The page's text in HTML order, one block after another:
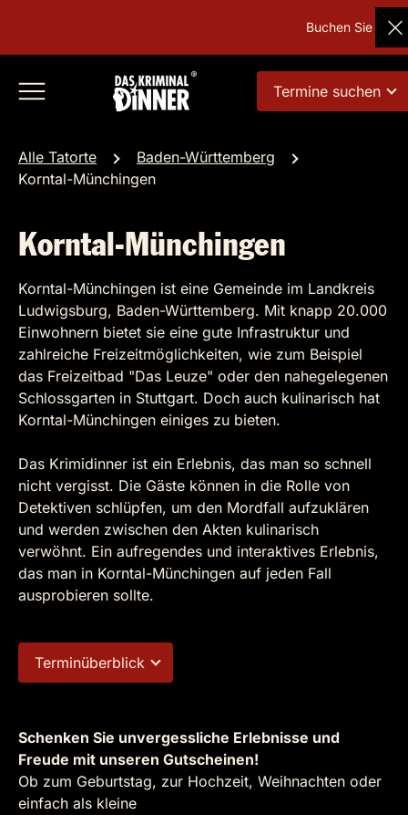
Buchen Sie
Termine suchen
Alle Tatorte
Baden-Württemberg
Korntal-Münchingen
Korntal-Münchingen
Korntal-Münchingen ist eine Gemeinde im Landkreis
Ludwigsburg, Baden-Württemberg. Mit knapp 20.000
Einwohnern bietet sie eine gute Infrastruktur und
zahlreiche Freizeitmöglichkeiten, wie zum Beispiel
das Freizeitbad "Das Leuze" oder den nahegelegenen
Schlossgarten in Stuttgart. Doch auch kulinarisch hat
Korntal-Münchingen einiges zu bieten.
Das Krimidinner ist ein Erlebnis, das man so schnell
nicht vergisst. Die Gäste können in die Rolle von
Detektiven schlüpfen, um den Mordfall aufzuklären
und werden zwischen den Akten kulinarisch
verwöhnt. Ein aufregendes und interaktives Erlebnis,
das man in Korntal-Münchingen auf jeden Fall
ausprobieren sollte.
Terminüberblick
Schenken Sie unvergessliche Erlebnisse und
Freude mit unseren Gutscheinen!
Ob zum Geburtstag, zur Hochzeit, Weihnachten oder
einfach als kleine